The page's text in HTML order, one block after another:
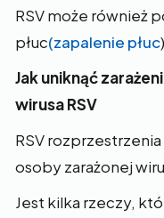
RSV może również
płuc(zapalenie płuc
Jak uniknąć
wirusa RSV
RSV
osoby zarażonej
Jest kilka rzeczy,